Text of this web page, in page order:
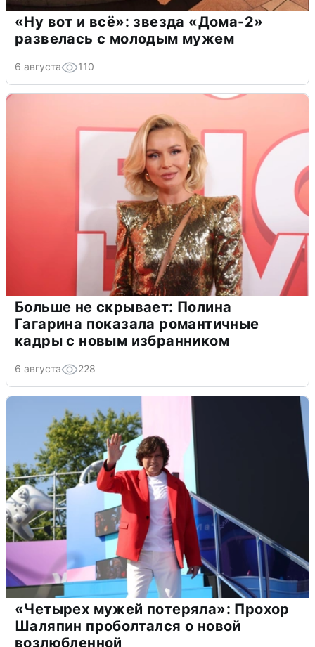
«Ну вот и всё»: звезда «Дома-2»
развелась с молодым мужем
6 августа 110
Больше не скрывает: Полина
Гагарина показала романтичные
кадры с новым избранником
6 августа 228
«Четырех мужей потеряла»: Прохор
Шаляпин проболтался о новой
возлюбленной